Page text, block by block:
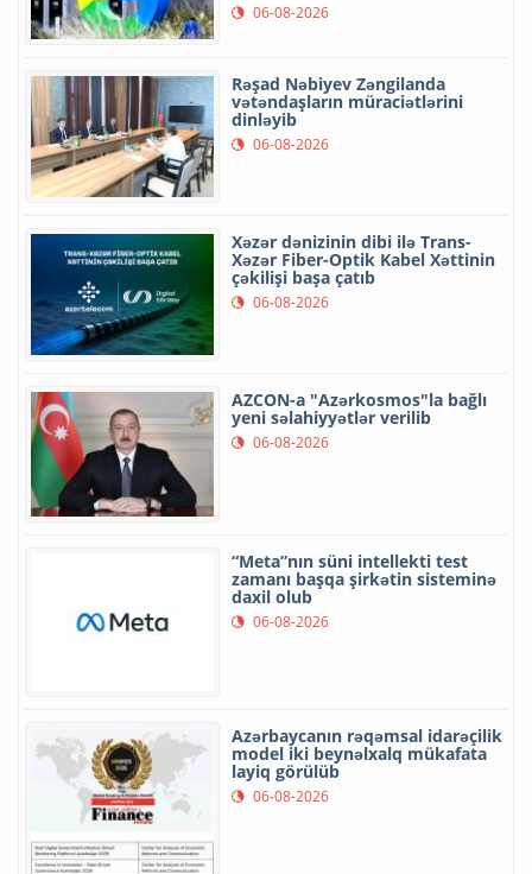
06-08-2026
Rəşad Nəbiyev Zəngilanda
vətəndaşların müraciətlərini
dinləyib
06-08-2026
Xəzər dənizinin dibi ilə Trans-
Xəzər Fiber-Optik Kabel Xəttinin
çəkilişi başa çatıb
06-08-2026
AZCON-a "Azərkosmos"la bağlı
yeni səlahiyyətlər verilib
06-08-2026
“Meta”nın süni intellekti test
zamanı başqa şirkətin sisteminə
daxil olub
06-08-2026
Azərbaycanın rəqəmsal idarəçilik
model iki beynəlxalq mükafata
layiq görülüb
06-08-2026